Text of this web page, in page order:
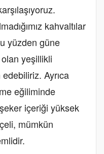
kahvaltılar
yüzden güne
yeşillikli
Ayrıca
eğiliminde
içeriği yüksek
mümkün